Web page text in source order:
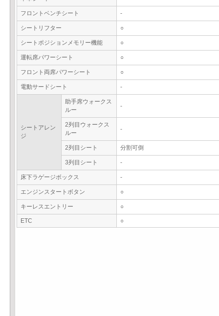
フロントベンチシート -
シートリフター ○
シートポジションメモリー機能 ○
運転席パワーシート ○
フロント両席パワーシート ○
電動サードシート -
シートアレン
ジ
助手席ウォークス
ルー
-
2列目ウォークス
ルー
-
2列目シート 分割可倒
3列目シート -
床下ラゲージボックス -
エンジンスタートボタン ○
キーレスエントリー ○
ETC ○